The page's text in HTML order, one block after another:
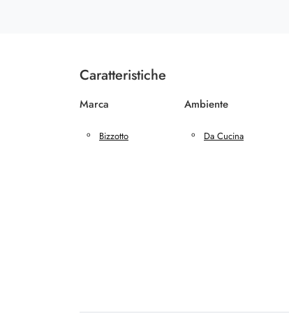
Caratteristiche
Marca
Bizzotto
Ambiente
Da Cucina